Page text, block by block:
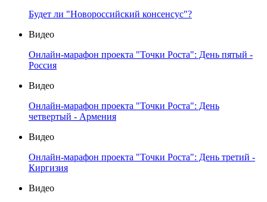
Будет ли "Новороссийский консенсус"?
Видео
Онлайн-марафон проекта "Точки Роста": День пятый -
Россия
Видео
Онлайн-марафон проекта "Точки Роста": День
четвертый - Армения
Видео
Онлайн-марафон проекта "Точки Роста": День третий -
Киргизия
Видео